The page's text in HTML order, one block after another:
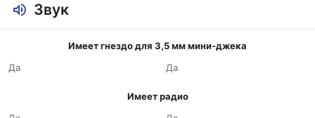
Звук
Имеет гнездо для 3,5 мм мини-джека
Да
Да
Имеет радио